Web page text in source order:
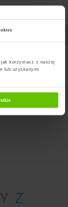
korzystasz z naszej
lub uzyskanymi
Y Z